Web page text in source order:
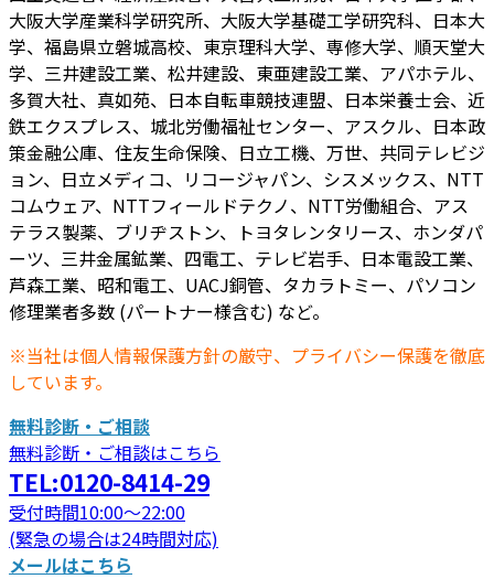
大阪大学産業科学研究所、大阪大学基礎工学研究科、日本大
学、福島県立磐城高校、東京理科大学、専修大学、順天堂大
学、三井建設工業、松井建設、東亜建設工業、アパホテル、
多賀大社、真如苑、日本自転車競技連盟、日本栄養士会、近
鉄エクスプレス、城北労働福祉センター、アスクル、日本政
策金融公庫、住友生命保険、日立工機、万世、共同テレビジ
ョン、日立メディコ、リコージャパン、シスメックス、NTT
コムウェア、NTTフィールドテクノ、NTT労働組合、アス
テラス製薬、ブリヂストン、トヨタレンタリース、ホンダパ
ーツ、三井金属鉱業、四電工、テレビ岩手、日本電設工業、
芦森工業、昭和電工、UACJ銅管、タカラトミー、パソコン
修理業者多数 (パートナー様含む) など。
※当社は個人情報保護方針の厳守、プライバシー保護を徹底
しています。
無料診断・ご相談
無料診断・ご相談はこちら
TEL:0120-8414-29
受付時間10:00～22:00
(緊急の場合は24時間対応)
メールはこちら